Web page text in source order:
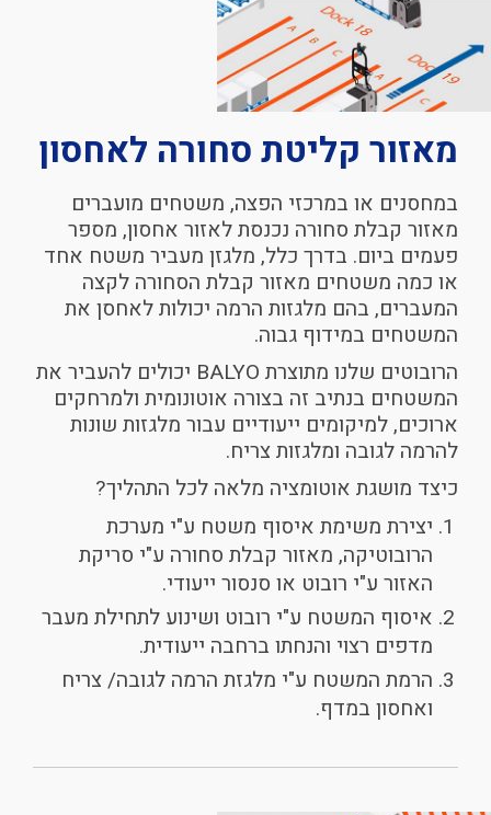
מאזור קליטת סחורה לאחסון
במחסנים או במרכזי הפצה, משטחים מועברים
מאזור קבלת סחורה נכנסת לאזור אחסון, מספר
פעמים ביום. בדרך כלל, מלגזן מעביר משטח אחד
או כמה משטחים מאזור קבלת הסחורה לקצה
המעברים, בהם מלגזות הרמה יכולות לאחסן את
המשטחים במידוף גבוה.
הרובוטים שלנו מתוצרת BALYO יכולים להעביר את
המשטחים בנתיב זה בצורה אוטונומית ולמרחקים
ארוכים, למיקומים ייעודיים עבור מלגזות שונות
להרמה לגובה ומלגזות צריח.
כיצד מושגת אוטומציה מלאה לכל התהליך?
יצירת משימת איסוף משטח ע"י מערכת
הרובוטיקה, מאזור קבלת סחורה ע"י סריקת
האזור ע"י רובוט או סנסור ייעודי.
איסוף המשטח ע"י רובוט ושינוע לתחילת מעבר
מדפים רצוי והנחתו ברחבה ייעודית.
הרמת המשטח ע"י מלגזת הרמה לגובה/ צריח
ואחסון במדף.